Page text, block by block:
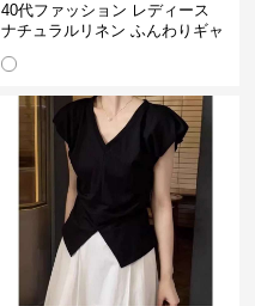
40代ファッション レディース
ナチュラルリネン ふんわりギャ